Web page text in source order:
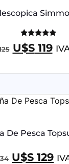
Valorado
con
U$S119
De Pesca
U$S 129